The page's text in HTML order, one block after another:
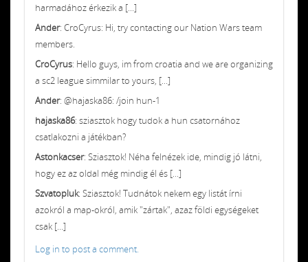
harmadához érkezik a [...]
Ander: CroCyrus: Hi, try contacting our Nation Wars team
members.
CroCyrus: Hello guys, im from croatia and we are organizing
a sc2 league simmilar to yours, [...]
Ander: @hajaska86: /join hun-1
hajaska86: sziasztok hogy tudok a hun csatornához
csatlakozni a játékban?
Astonkacser: Sziasztok! Néha felnézek ide, mindig jó látni,
hogy ez az oldal még mindig él és [...]
Szvatopluk: Sziasztok! Tudnátok nekem egy listát írni
azokról a map-okról, amik "zártak", azaz földi egységeket
csak [...]
Log in to post a comment.